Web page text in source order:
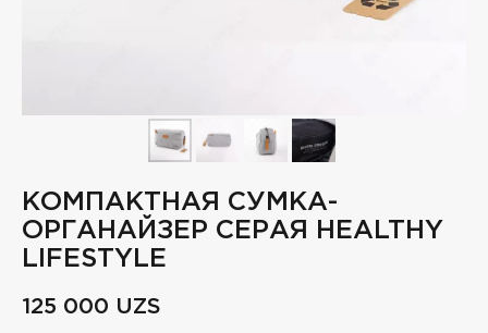
КОМПАКТНАЯ СУМКА-
ОРГАНАЙЗЕР СЕРАЯ HEALTHY
LIFESTYLE
125 000 UZS